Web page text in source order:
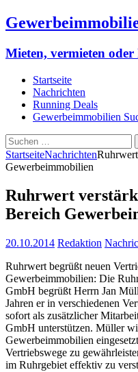
Mieten, vermieten oder
Startseite
Nachrichten
Running Deals
Gewerbeimmobilien
Suchen
nach:
StartseiteNachrichten
Gewerbeimmobilien
Ruhrwert
Bereich
20.10.2014 Redaktion
Ruhrwert begrüßt neuen
Gewerbeimmobilien: Die
GmbH begrüßt Herrn Jan
Jahren er in verschiedenen
sofort als zusätzlicher
GmbH unterstützen. Müller
Gewerbeimmobilien
Vertriebswege zu
im Ruhrgebiet effektiv zu